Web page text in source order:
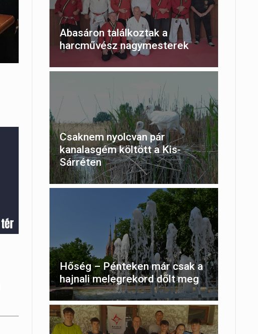
Abasáron találkoztak a
harcművész nagymesterek
Csaknem nyolcvan pár
kanalasgém költött a Kis-
Sárréten
Hőség – Pénteken már csak a
hajnali melegrekord dőlt meg